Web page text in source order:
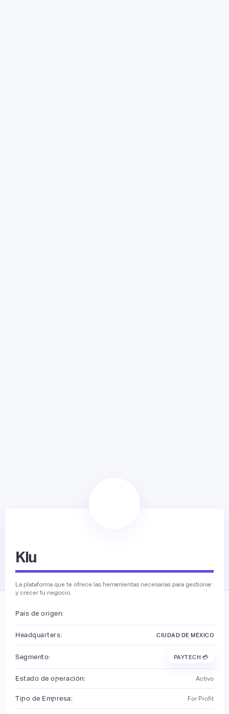
Klu
La plataforma que te ofrece las herramientas necesarias para gestionar
y crecer tu negocio.
País de origen:
Headquarters: CIUDAD DE MÉXICO
Segmento: PAYTECH 💳
Estado de operación: Activo
Tipo de Empresa: For Profit